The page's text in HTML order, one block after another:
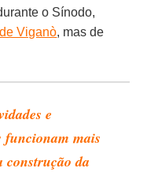
o Sínodo,
Viganò, mas de
e
funcionam mais
da